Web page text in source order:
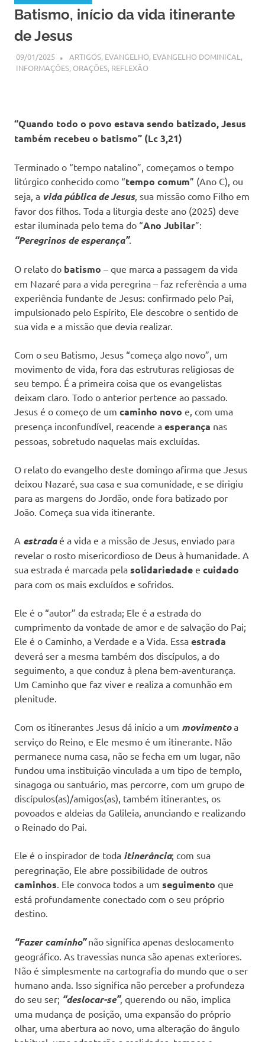
Batismo, início da vida itinerante
de Jesus
09/01/2025 SSPS BRASIL
ARTIGOS, EVANGELHO, EVANGELHO DOMINICAL ,
INFORMAÇÕES, ORAÇÕES, REFLEXÃO
“Quando todo o povo estava sendo batizado, Jesus
também recebeu o batismo” (Lc 3,21)
Terminado o “tempo natalino”, começamos o tempo
litúrgico conhecido como “tempo comum” (Ano C), ou
seja, a vida pública de Jesus, sua missão como Filho em
favor dos filhos. Toda a liturgia deste ano (2025) deve
estar iluminada pelo tema do “Ano Jubilar”:
“Peregrinos de esperança”.
O relato do batismo – que marca a passagem da vida
em Nazaré para a vida peregrina – faz referência a uma
experiência fundante de Jesus: confirmado pelo Pai,
impulsionado pelo Espírito, Ele descobre o sentido de
sua vida e a missão que devia realizar.
Com o seu Batismo, Jesus “começa algo novo”, um
movimento de vida, fora das estruturas religiosas de
seu tempo. É a primeira coisa que os evangelistas
deixam claro. Todo o anterior pertence ao passado.
Jesus é o começo de um caminho novo e, com uma
presença inconfundível, reacende a esperança nas
pessoas, sobretudo naquelas mais excluídas.
O relato do evangelho deste domingo afirma que Jesus
deixou Nazaré, sua casa e sua comunidade, e se dirigiu
para as margens do Jordão, onde fora batizado por
João. Começa sua vida itinerante.
A estradaé a vida e a missão de Jesus, enviado para
revelar o rosto misericordioso de Deus à humanidade. A
sua estrada é marcada pela solidariedade e cuidado
para com os mais excluídos e sofridos.
Ele é o “autor” da estrada; Ele é a estrada do
cumprimento da vontade de amor e de salvação do Pai;
Ele é o Caminho, a Verdade e a Vida. Essa estrada
deverá ser a mesma também dos discípulos, a do
seguimento, a que conduz à plena bem-aventurança.
Um Caminho que faz viver e realiza a comunhão em
plenitude.
Com os itinerantes Jesus dá início a um movimento a
serviço do Reino, e Ele mesmo é um itinerante. Não
permanece numa casa, não se fecha em um lugar, não
fundou uma instituição vinculada a um tipo de templo,
sinagoga ou santuário, mas percorre, com um grupo de
discípulos(as)/amigos(as), também itinerantes, os
povoados e aldeias da Galileia, anunciando e realizando
o Reinado do Pai.
Ele é o inspirador de toda itinerância; com sua
peregrinação, Ele abre possibilidade de outros
caminhos . Ele convoca todos a um seguimento que
está profundamente conectado com o seu próprio
destino.
“Fazer caminho”não significa apenas deslocamento
geográfico. As travessias nunca são apenas exteriores.
Não é simplesmente na cartografia do mundo que o ser
humano anda. Isso significa não perceber a profundeza
do seu ser; “deslocar-se”, querendo ou não, implica
uma mudança de posição, uma expansão do próprio
olhar, uma abertura ao novo, uma alteração do ângulo